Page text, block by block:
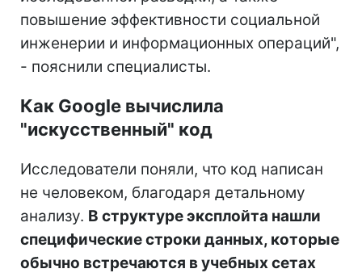
повышение эффективности социальной
инженерии и информационных операций",
- пояснили специалисты.
Как Google вычислила
"искусственный" код
Исследователи поняли, что код написан
не человеком, благодаря детальному
анализу. В структуре эксплойта нашли
специфические строки данных, которые
обычно встречаются в учебных сетах